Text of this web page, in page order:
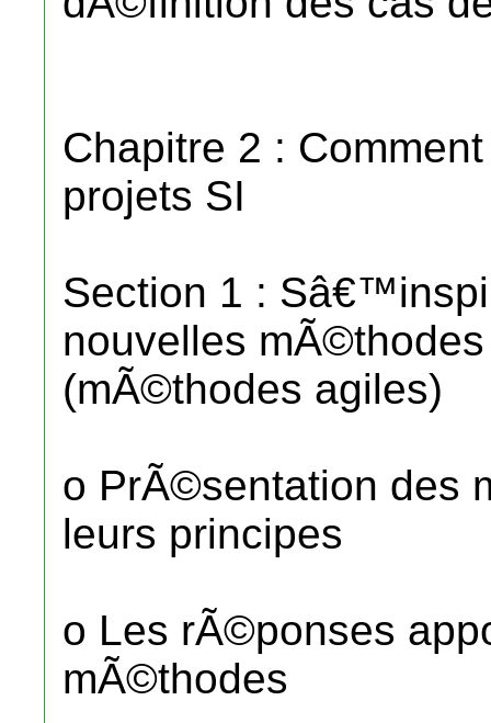
Chapitre 2 :
projets SI
Section 1 :
nouvelles
(mÃ©thodes agiles)
o PrÃ©sentation des
leurs principes
o Les rÃ©ponses
mÃ©thodes